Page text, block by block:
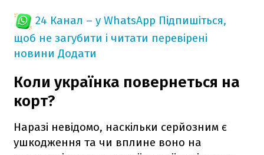
24 Канал – у WhatsApp Підпишіться,
щоб не загубити і читати перевірені
новини Додати
Коли українка повернеться на
корт?
Наразі невідомо, наскільки серйозним є
ушкодження та чи вплине воно на